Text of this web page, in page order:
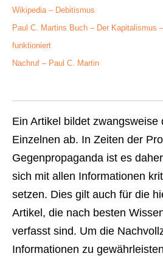
Wikipedia – Debitismus
Paul C. Martins Buch – Der Kapitalismus
funktioniert
Nachruf – Paul C. Martin
Ein Artikel bildet zwangsweise
Einzelnen ab. In Zeiten der
Gegenpropaganda ist es
sich mit allen Informationen
setzen. Dies gilt auch für die
Artikel, die nach besten
verfasst sind. Um die
Informationen zu